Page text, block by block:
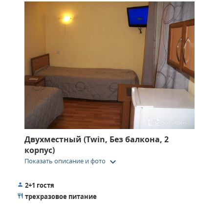
Двухместный (Twin, Без балкона, 2
корпус)
Показать описание и фото keyboard_arrow_down
2+1 гостя
трехразовое питание